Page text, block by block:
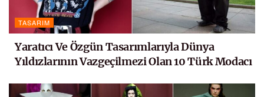
TASARIM
Yaratıcı Ve Özgün Tasarımlarıyla Dünya
Yıldızlarının Vazgeçilmezi Olan 10 Türk Modacı